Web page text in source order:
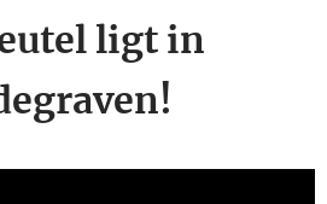
ligt in